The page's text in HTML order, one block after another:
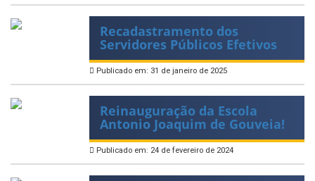
Recadastramento dos
Servidores Públicos Efetivos
Publicado em: 31 de janeiro de 2025
Reinauguração da Escola
Antonio Joaquim de Gouveia!
Publicado em: 24 de fevereiro de 2024